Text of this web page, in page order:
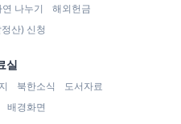
나누기
해외헌금
산) 신청
실
북한소식
도서자료
배경화면